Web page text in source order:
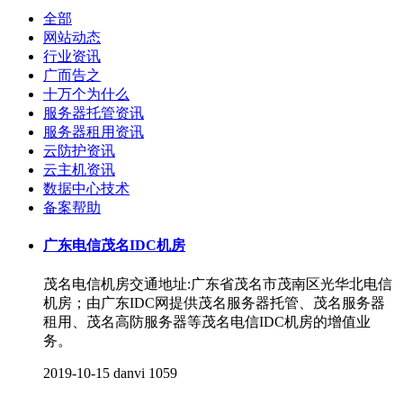
全部
网站动态
行业资讯
广而告之
十万个为什么
服务器托管资讯
服务器租用资讯
云防护资讯
云主机资讯
数据中心技术
备案帮助
广东电信茂名IDC机房
茂名电信机房交通地址:广东省茂名市茂南区光华北电信
机房；由广东IDC网提供茂名服务器托管、茂名服务器
租用、茂名高防服务器等茂名电信IDC机房的增值业
务。
2019-10-15 danvi 1059